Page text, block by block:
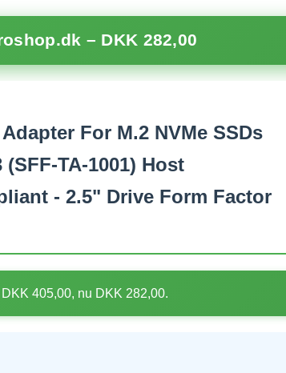
– DKK 282,00
For M.2 NVMe SSDs
TA-1001) Host
- 2.5" Drive Form Factor
405,00, nu DKK 282,00.